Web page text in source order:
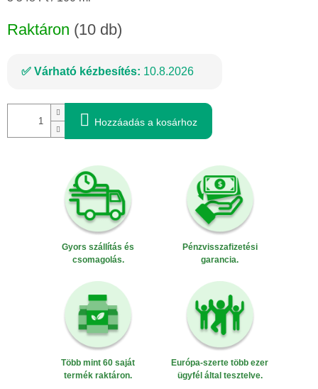
Raktáron (10 db)
Várható kézbesítés: 10.8.2026
Hozzáadás a kosárhoz
Gyors szállítás és
csomagolás.
Pénzvisszafizetési
garancia.
Több mint 60 saját
termék raktáron.
Európa-szerte több ezer
ügyfél által tesztelve.